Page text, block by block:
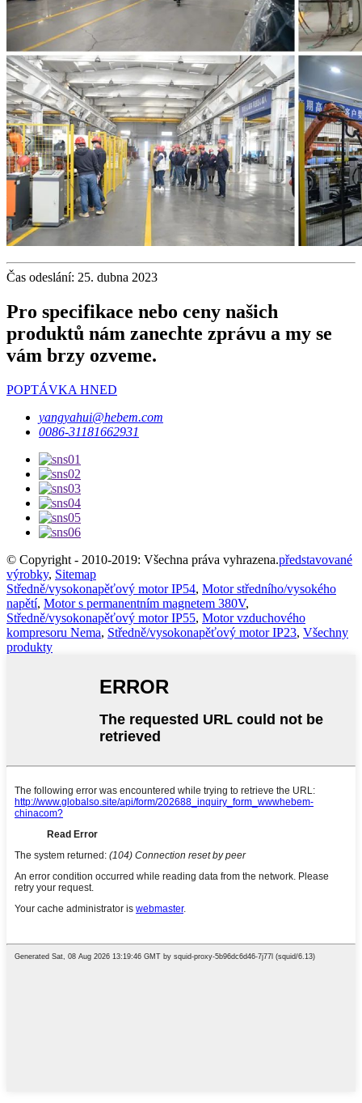
Čas odeslání: 25. dubna 2023
Pro specifikace nebo ceny našich
produktů nám zanechte zprávu a my se
vám brzy ozveme.
POPTÁVKA HNED
yangyahui@hebem.com
0086-31181662931
© Copyright - 2010-2019: Všechna práva vyhrazena.představované
výrobky, Sitemap
Středně/vysokonapěťový motor IP54, Motor středního/vysokého
napětí, Motor s permanentním magnetem 380V,
Středně/vysokonapěťový motor IP55, Motor vzduchového
kompresoru Nema, Středně/vysokonapěťový motor IP23, Všechny
produkty